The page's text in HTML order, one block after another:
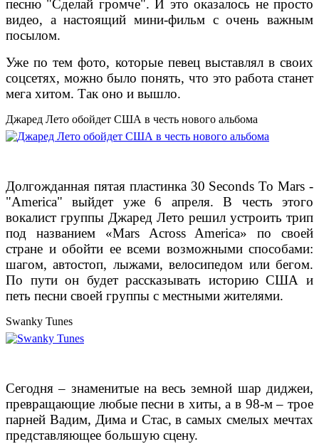
песню "Сделай громче". И это оказалось не просто
видео, а настоящий мини-фильм с очень важным
посылом.
Уже по тем фото, которые певец выставлял в своих
соцсетях, можно было понять, что это работа станет
мега хитом. Так оно и вышло.
Джаред Лето обойдет США в честь нового альбома
Долгожданная пятая пластинка 30 Seconds To Mars -
"America" выйдет уже 6 апреля. В честь этого
вокалист группы Джаред Лето решил устроить трип
под названием «Mars Across America» по своей
стране и обойти ее всеми возможными способами:
шагом, автостоп, лыжами, велосипедом или бегом.
По пути он будет рассказывать историю США и
петь песни своей группы с местными жителями.
Swanky Tunes
Сегодня – знаменитые на весь земной шар диджеи,
превращающие любые песни в хиты, а в 98-м – трое
парней Вадим, Дима и Стас, в самых смелых мечтах
представляющее большую сцену.